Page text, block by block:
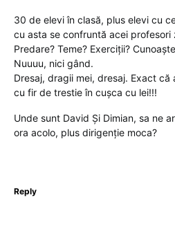
30 de elevi în clasă, plus elevi cu
cu asta se confruntă acei profesori
Predare? Teme? Exerciții?
Nuuuu, nici gând.
Dresaj, dragii mei, dresaj. Exact
cu fir de trestie în cușca cu lei!!!
Unde sunt David Și Dimian, sa ne
ora acolo, plus dirigenție moca?
Reply